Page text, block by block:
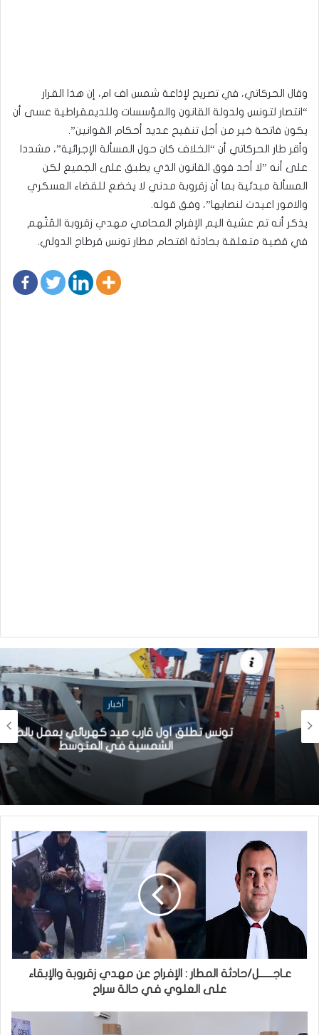
وقال الحركاتي، في تصريح لإذاعة شمس اف ام، إن هذا القرار
“انتصار لتونس ولدولة القانون والمؤسسات وللديمقراطية عسى أن
يكون فاتحة خير من أجل تنقيح عديد أحكام القوانين”.
وأقر طار الحركاتي أن “الخلاف كان حول المسألة الإجرائية”، مشددا
على أنه ”لا أحد فوق القانون الذي يطبق على الجميع لكن
المسألة مبدئية بما أن زقروبة مدني لا يخضع للقضاء العسكري
والامور اعيدت لنصابها”، وفق قوله.
يذكر أنه تم عشية اليم الإفراج المحامي مهدي زقروبة المُتّهم
في قضية متعلقة بحادثة اقتحام مطار تونس قرطاج الدولي.
أخبار
تونس تطلق أول قارب صيد كهربائي يعمل بالطاقة
الشمسية في المتوسط
عـاجــــــل/حادثة المطار : الإفراج عن مهدي زقروبة والإبقاء
على العلوي في حالة سراح